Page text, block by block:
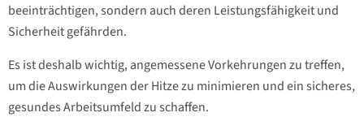
beeinträchtigen, sondern auch deren Leistungsfähigkeit und
Sicherheit gefährden.
Es ist deshalb wichtig, angemessene Vorkehrungen zu treffen,
um die Auswirkungen der Hitze zu minimieren und ein sicheres,
gesundes Arbeitsumfeld zu schaffen.